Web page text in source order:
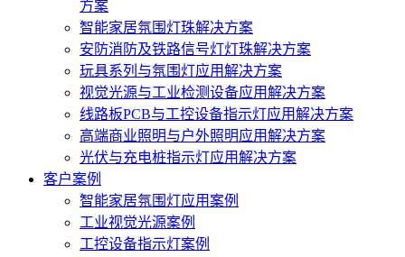
方案
智能家居氛围灯珠解决方案
安防消防及铁路信号灯灯珠解决方案
玩具系列与氛围灯应用解决方案
视觉光源与工业检测设备应用解决方案
线路板PCB与工控设备指示灯应用解决方案
高端商业照明与户外照明应用解决方案
光伏与充电桩指示灯应用解决方案
客户案例
智能家居氛围灯应用案例
工业视觉光源案例
工控设备指示灯案例